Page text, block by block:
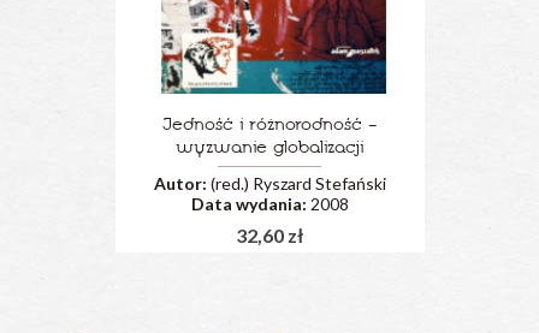
Jedność i różnorodność –
wyzwanie globalizacji
Autor: (red.) Ryszard Stefański
Data wydania: 2008
32,60 zł